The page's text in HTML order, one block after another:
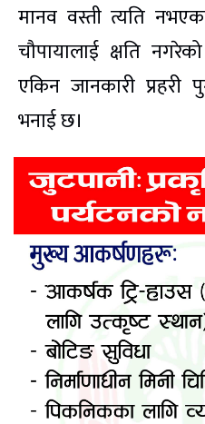
मानव वस्ती त्यति
चौपायालाई क्षति
एकिन जानकारी
भनाई छ।